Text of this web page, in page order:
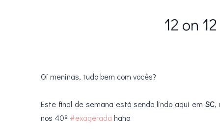
12 on
Oi meninas, tudo bem com vocês?
Este final de semana está sendo lindo aqui em SC,
nos 40º #exagerada haha